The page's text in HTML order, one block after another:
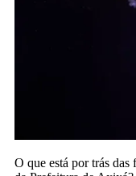
O que está por trás